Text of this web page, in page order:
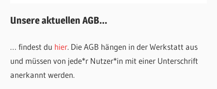
Unsere aktuellen AGB…
… findest du hier. Die AGB hängen in der Werkstatt aus
und müssen von jede*r Nutzer*in mit einer Unterschrift
anerkannt werden.